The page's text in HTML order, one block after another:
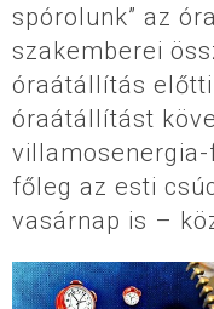
spórolunk” az
szakemberei
óraátállítás
óraátállítást
főleg az esti
vasárnap is –